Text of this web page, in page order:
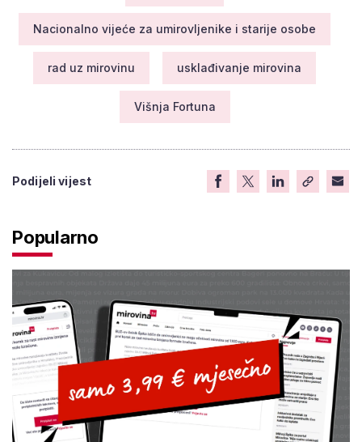
Nacionalno vijeće za umirovljenike i starije osobe
rad uz mirovinu usklađivanje mirovina
Višnja Fortuna
Podijeli vijest
Popularno